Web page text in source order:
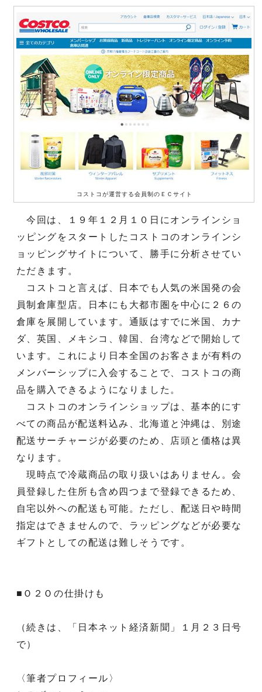
コストコが運営する会員制のＥＣサイト
今回は、１９年１２月１０日にオンラインショ
ッピングをスタートしたコストコのオンラインシ
ョッピングサイトについて、勝手に分析させてい
ただきます。
コストコと言えば、日本でも人気の米国発の会
員制倉庫型店。日本にも大都市圏を中心に２６の
倉庫を展開しています。通販はすでに米国、カナ
ダ、英国、メキシコ、韓国、台湾などで開始して
います。これにより日本全国のお客さまが有料の
メンバーシップに入会することで、コストコの商
品を購入できるようになりました。
コストコのオンラインショップは、基本的にす
べての商品が配送料込み、北海道と沖縄は、別途
配送サーチャージが必要のため、店頭と価格は異
なります。
現時点で冷蔵商品の取り扱いはありません。会
員登録した住所も含め四つまで登録できるため、
自宅以外への配送も可能。ただし、配送日や時間
指定はできませんので、ラッピングなどが必要な
ギフトとしての配送は難しそうです。
■Ｏ２Ｏの仕掛けも
（続きは、「日本ネット経済新聞」１月２３日号
で）
〈筆者プロフィール〉